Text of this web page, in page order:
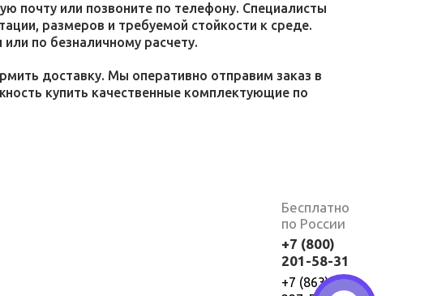
почту или позвоните по телефону. Специалисты
размеров и требуемой стойкости к среде.
по безналичному расчету.
доставку. Мы оперативно отправим заказ в
купить качественные комплектующие по
Бесплатно
по России
+7 (800)
201-58-31
+7 (863)